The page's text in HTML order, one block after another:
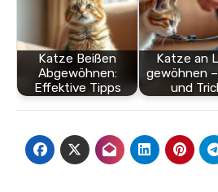
Katze Beißen
Abgewöhnen:
Effektive Tipps
Katze an
gewöhnen
und